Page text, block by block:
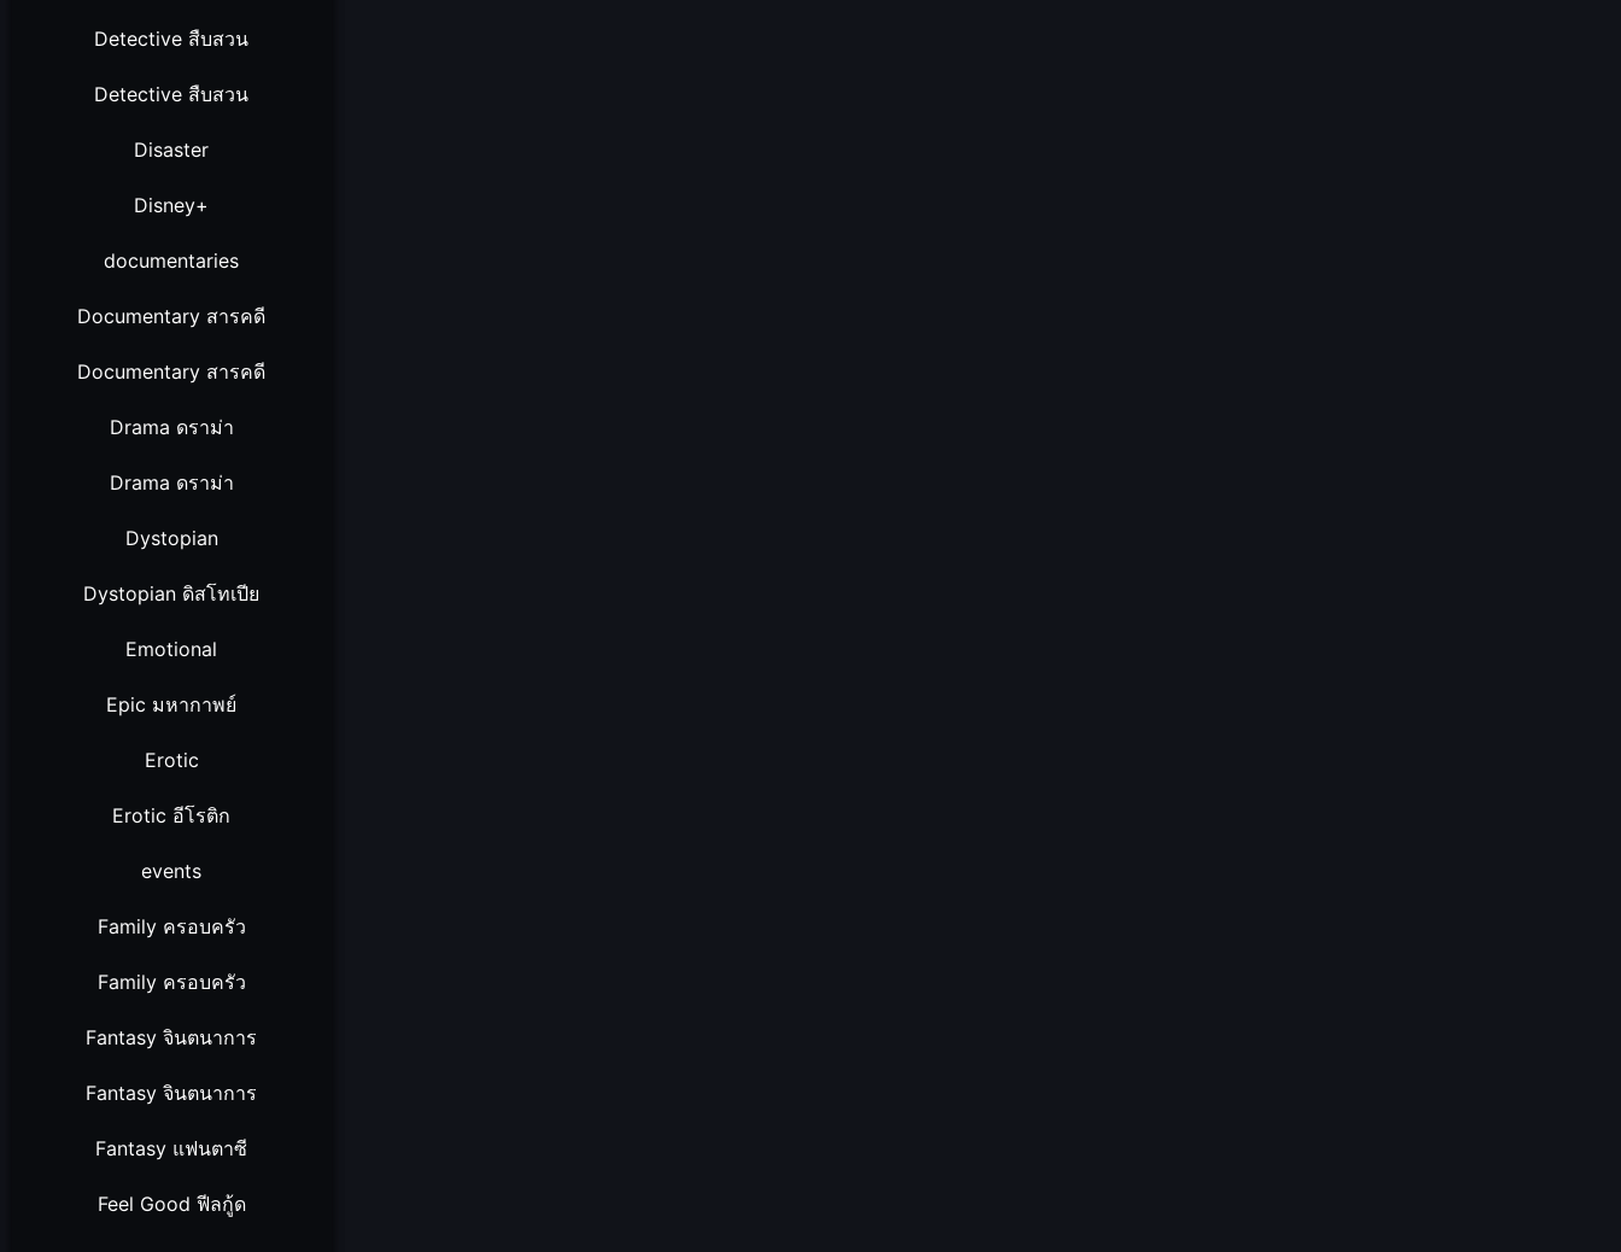
Detective สืบสวน
Detective สืบสวน
Disaster
Disney+
documentaries
Documentary สารคดี
Documentary สารคดี
Drama ดราม่า
Drama ดราม่า
Dystopian
Dystopian ดิสโทเปีย
Emotional
Epic มหากาพย์
Erotic
Erotic อีโรติก
events
Family ครอบครัว
Family ครอบครัว
Fantasy จินตนาการ
Fantasy จินตนาการ
Fantasy แฟนตาซี
Feel Good ฟีลกู้ด